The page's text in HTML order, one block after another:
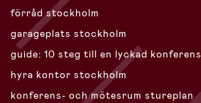
förråd stockholm
garageplats stockholm
guide: 10 steg till en lyckad konferens
hyra kontor stockholm
konferens- och mötesrum stureplan